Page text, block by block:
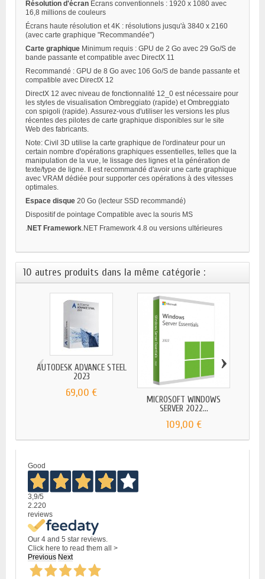
Résolution d'écran Écrans conventionnels : 1920 x 1080 avec
16,8 millions de couleurs
Écrans haute résolution et 4K : résolutions jusqu'à 3840 x 2160
(avec carte graphique "Recommandée")
Carte graphique Minimum requis : GPU de 2 Go avec 29 Go/S de
bande passante et compatible avec DirectX 11
Recommandé : GPU de 8 Go avec 106 Go/S de bande passante et
compatible avec DirectX 12
DirectX 12 avec niveau de fonctionnalité 12_0 est nécessaire pour
les styles de visualisation Ombreggiato (rapide) et Ombreggiato
con spigoli (rapide). Assurez-vous d'utiliser les versions les plus
récentes des pilotes de carte graphique disponibles sur le site
Web des fabricants.
Note: Civil 3D utilise la carte graphique de l'ordinateur pour un
certain nombre d'opérations graphiques essentielles, telles que la
manipulation de la vue, le lissage des lignes et la génération de
texte/type de ligne. Il est recommandé d'avoir une carte graphique
avec VRAM dédiée pour supporter ces opérations à des vitesses
optimales.
Espace disque 20 Go (lecteur SSD recommandé)
Dispositif de pointage Compatible avec la souris MS
NET Framework .NET Framework 4.8 ou versions ultérieures
10 autres produits dans la même catégorie :
AUTODESK ADVANCE STEEL
2023
69,00 €
MICROSOFT WINDOWS
SERVER 2022...
109,00 €
‹ ›
Good
3,9/5
2.220
reviews
Our 4 and 5 star reviews.
Click here to read them all >
Previous Next